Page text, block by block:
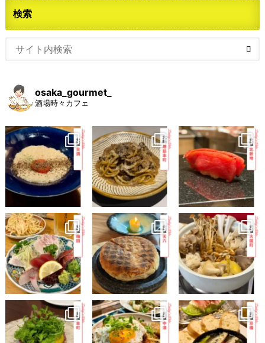
検索
osaka_gourmet_
酒場時々カフェ